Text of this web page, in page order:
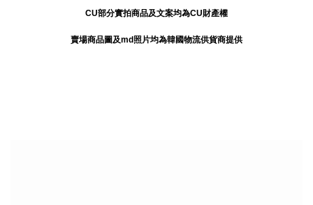
CU部分實拍商品及文案均為CU財產權
賣場商品圖及md照片均為韓國物流供貨商提供